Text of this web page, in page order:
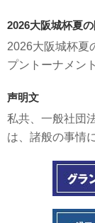
2026大阪城杯夏
2026大阪城杯夏
プントーナメン
声明文
私共、一般社団
は、諸般の事情